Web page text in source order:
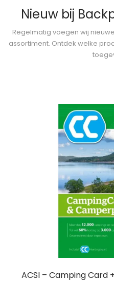
Nieuw bij
Regelmatig voegen wij
assortiment. Ontdek welke
ACSI – Camping Card